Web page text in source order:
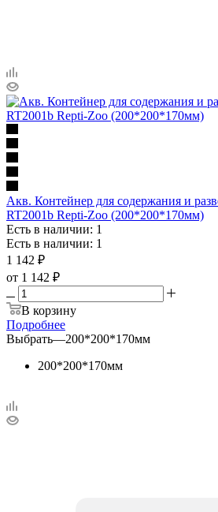
Акв. Контейнер для содержания и
RT2001b Repti-Zoo (200*200*170мм)
Есть в наличии: 1
Есть в наличии: 1
1 142 ₽
от 1 142 ₽
В корзину
Подробнее
Выбрать—200*200*170мм
200*200*170мм